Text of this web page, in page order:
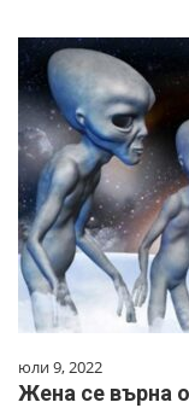
юли 9, 2022
Жена се върна